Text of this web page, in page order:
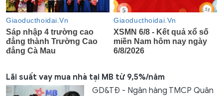
Lãi suất vay mua nhà tại MB từ 9,5%/năm
GD&TĐ - Ngân hàng TMCP Quân